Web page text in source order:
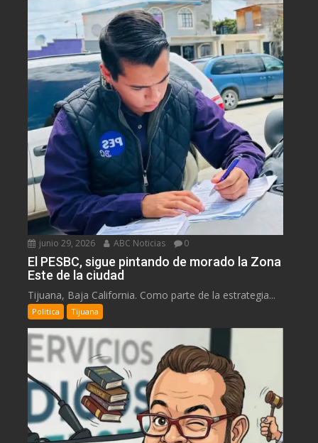
junio 29, 2026 ABC Noticias 0
El PESBC, sigue pintando de morado la Zona
Este de la ciudad
Tijuana, Baja California. Como parte de la estrategia...
Politica Tijuana